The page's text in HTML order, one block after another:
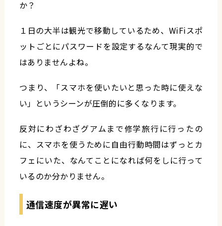
か？
１日の大半は観光で移動しているため、WiFiスポ
ットごとにパスワードを設定するなんて現実的で
はありませんよね。
つまり、「スマホを使いたいと思った時に使えな
い」というシーンが圧倒的に多くなります。
反対にわざわざグアムまで修学旅行に行ったの
に、スマホを使うために自由行動時間はずっとカ
フェにいた、なんてことになれば何をしに行って
いるのか分かりません。
通信速度が異常に遅い